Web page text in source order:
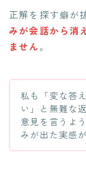
正解を探す癖が
みが会話から消
ません。
私も「変な答
い」と無難な
意見を言うよ
みが出た実感